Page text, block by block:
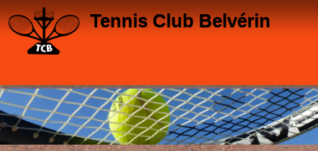
Tennis Club Belvérin
Panneau de gestion des cookies